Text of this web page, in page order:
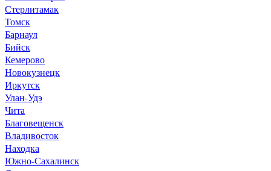
Стерлитамак
Томск
Барнаул
Бийск
Кемерово
Новокузнецк
Иркутск
Улан-Удэ
Чита
Благовещенск
Владивосток
Находка
Южно-Сахалинск